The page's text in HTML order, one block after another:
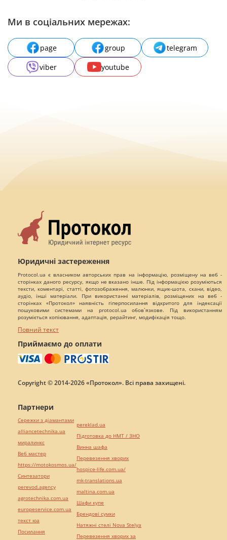
Ми в соціальних мережах:
page group
telegram
viber
youtube
Юридичні застереження
Protocol.ua є власником авторських прав на інформацію, розміщену на веб -
сторінках даного ресурсу, якщо не вказано інше. Під інформацією розуміються
тексти, коментарі, статті, фотозображення, малюнки, ящик-шота, скани, відео,
аудіо, інші матеріали. При використанні матеріалів, розміщених на веб -
сторінках «Протокол» наявність гіперпосилання відкритого для індексації
пошуковими системами на protocol.ua обов`язкове. Під використанням
розуміється копіювання, адаптація, рерайтинг, модифікація тощо.
Повний текст
Приймаємо до оплати
Copyright © 2014-2026 «Протокол». Всі права захищені.
Партнери
Сережки з діамантами
alliancetechnika.ua
миралинкс
Веб мастер
https://motokosmos.ua/
Синтезатори
perevod.agency
agrotechnika.com.ua
europeservice.com.ua
текст юа
Посилання
pereklad.ua
Підготовка до НМТ / ЗНО
Винна шафа
Перевезення хворих
hospice-life.com.ua/
mk-translations.ua
maltina.com.ua
Шафи купе
Брендові сумки
Натяжні стелі Nova Stelya
Перевезення хворих за